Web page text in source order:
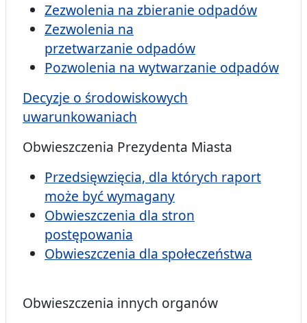
Zezwolenia na zbieranie odpadów
Zezwolenia na
przetwarzanie odpadów
Pozwolenia na wytwarzanie odpadów
Decyzje o środowiskowych
uwarunkowaniach
Obwieszczenia Prezydenta Miasta
Przedsięwzięcia, dla których raport
może być wymagany
Obwieszczenia dla stron
postępowania
Obwieszczenia dla społeczeństwa
Obwieszczenia innych organów